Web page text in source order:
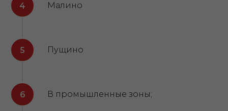
Малино
Пущино
В промышленные зоны;